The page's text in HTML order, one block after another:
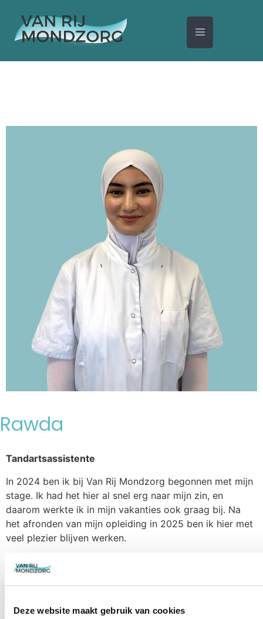
Deze website maakt gebruik van cookies
Rawda
Tandartsassistente
In 2024 ben ik bij Van Rij Mondzorg begonnen met mijn
stage. Ik had het hier al snel erg naar mijn zin, en
daarom werkte ik in mijn vakanties ook graag bij. Na
het afronden van mijn opleiding in 2025 ben ik hier met
veel plezier blijven werken.
veel voldoening uit het helpen van patiënten. Ook zie ik
mezelf in de toekomst graag verder doorgroeien binnen